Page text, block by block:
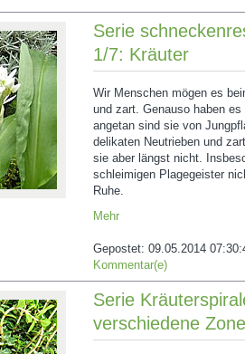
Serie
1/7: Kräuter
Wir Menschen mögen es
und zart. Genauso haben
angetan sind sie von
delikaten Neutrieben und
sie aber längst nicht.
schleimigen Plagegeister
Ruhe.
Mehr
Gepostet: 09.05.2014
Kommentar(e)
Serie
verschiedene